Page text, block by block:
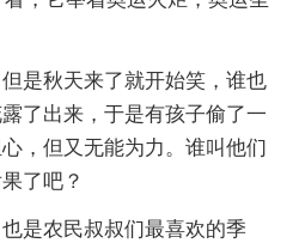
是秋天来了就开始笑，谁也
了出来，于是有孩子偷了一
，但又无能为力。谁叫他们
了吧？
是农民叔叔们最喜欢的季